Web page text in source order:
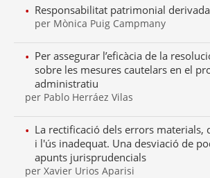
Responsabilitat patrimonial
per Mònica Puig Campmany
Per assegurar l’eficàcia de la
sobre les mesures cautelars en el
administratiu
per Pablo Herráez Vilas
La rectificació dels errors materials,
i l'ús inadequat. Una desviació de
apunts jurisprudencials
per Xavier Urios Aparisi